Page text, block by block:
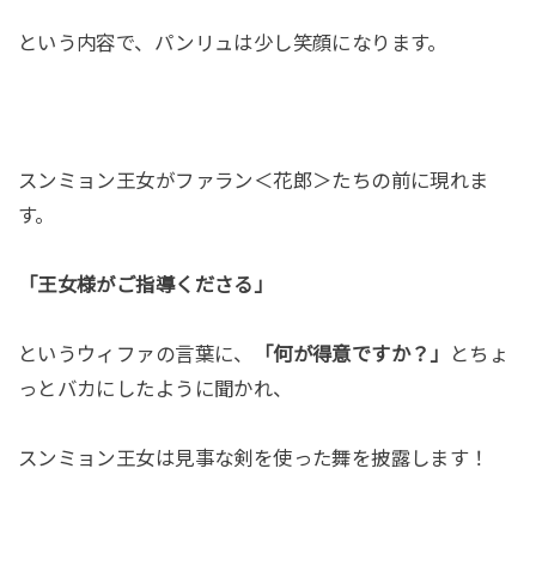
という内容で、パンリュは少し笑顔になります。
スンミョン王女がファラン＜花郎＞たちの前に現れま
す。
「王女様がご指導くださる」
というウィファの言葉に、 「何が得意ですか？」
とちょ
っとバカにしたように聞かれ、
スンミョン王女は見事な剣を使った舞を披露します！